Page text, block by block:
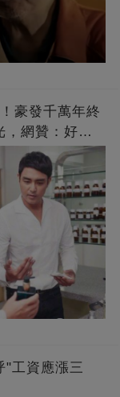
豪發千萬年終
，網贊：好老
"工資應漲三